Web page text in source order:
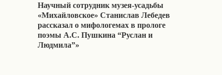
Научный сотрудник музея-усадьбы
«Михайловское» Станислав Лебедев
рассказал о мифологемах в прологе
поэмы А.С. Пушкина “Руслан и
Людмила”»